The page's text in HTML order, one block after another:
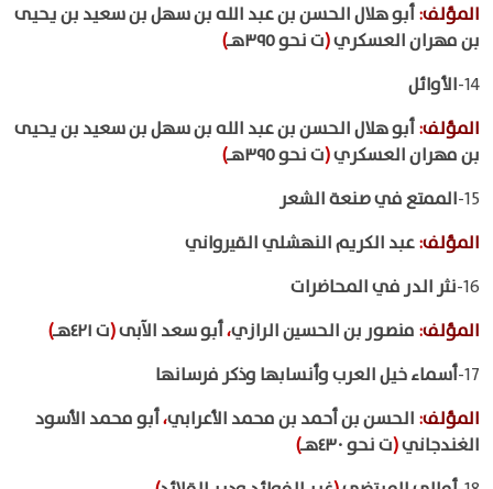
المؤلف:أبو هلال الحسن بن عبد الله بن سهل بن سعيد بن يحيى
بن مهران العسكري(ت نحو ٣٩٥هـ
)
14- الأوائل
المؤلف:أبو هلال الحسن بن عبد الله بن سهل بن سعيد بن يحيى
بن مهران العسكري(ت نحو ٣٩٥هـ
)
15- الممتع في صنعة الشعر
المؤلف:عبد الكريم النهشلي القيرواني
16- نثر الدر في المحاضرات
المؤلف: منصور بن الحسين الرازي،أبو سعد الآبى(ت ٤٢١هـ
)
17- أسماء خيل العرب وأنسابها وذكر فرسانها
المؤلف: الحسن بن أحمد بن محمد الأعرابي،أبو محمد الأسود
الغندجاني(ت نحو ٤٣٠هـ
)